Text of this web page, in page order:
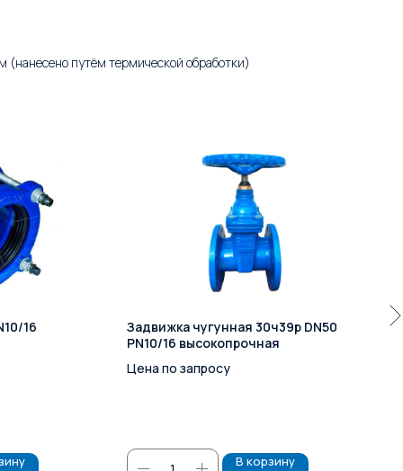
путём термической обработки)
16
Задвижка чугунная 30ч39р DN50
PN10/16 высокопрочная
Цена по запросу
В корзину